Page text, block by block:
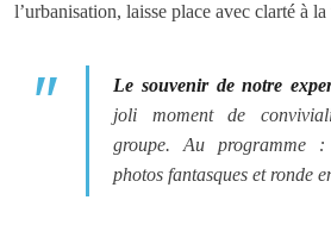
l’urbanisation, laisse place avec clarté à
Le souvenir de notre
joli moment de
groupe. Au programme :
photos fantasques et ronde